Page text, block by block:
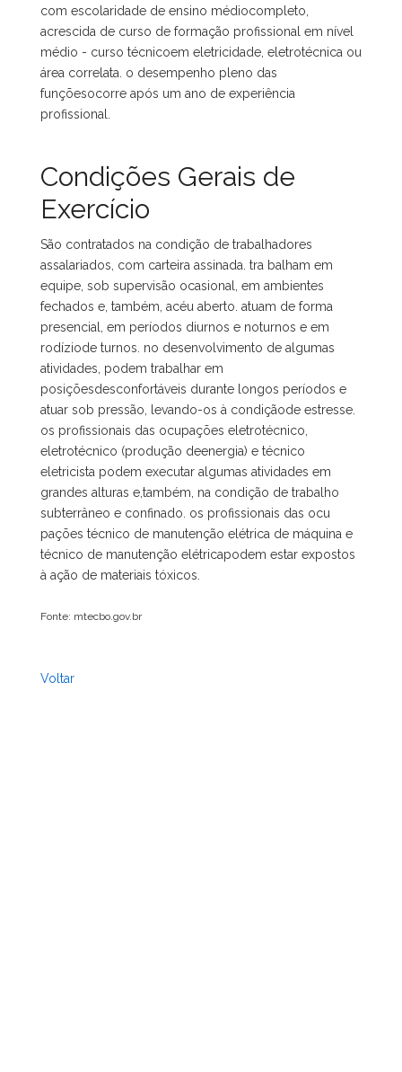
com escolaridade de ensino médiocompleto,
acrescida de curso de formação profissional em nível
médio - curso técnicoem eletricidade, eletrotécnica ou
área correlata. o desempenho pleno das
funçõesocorre após um ano de experiência
profissional.
Condições Gerais de
Exercício
São contratados na condição de trabalhadores
assalariados, com carteira assinada. tra balham em
equipe, sob supervisão ocasional, em ambientes
fechados e, também, acéu aberto. atuam de forma
presencial, em períodos diurnos e noturnos e em
rodíziode turnos. no desenvolvimento de algumas
atividades, podem trabalhar em
posiçõesdesconfortáveis durante longos períodos e
atuar sob pressão, levando-os à condiçãode estresse.
os profissionais das ocupações eletrotécnico,
eletrotécnico (produção deenergia) e técnico
eletricista podem executar algumas atividades em
grandes alturas e,também, na condição de trabalho
subterrâneo e confinado. os profissionais das ocu
pações técnico de manutenção elétrica de máquina e
técnico de manutenção elétricapodem estar expostos
à ação de materiais tóxicos.
Fonte: mtecbo.gov.br
Voltar